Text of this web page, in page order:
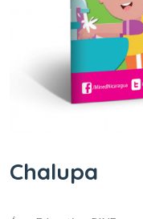
Chalupa